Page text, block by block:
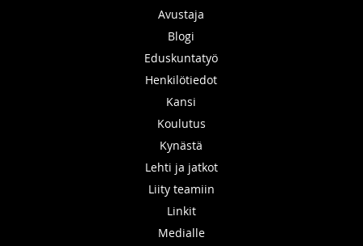
Avustaja
Blogi
Eduskuntatyö
Henkilötiedot
Kansi
Koulutus
Kynästä
Lehti ja jatkot
Liity teamiin
Linkit
Medialle